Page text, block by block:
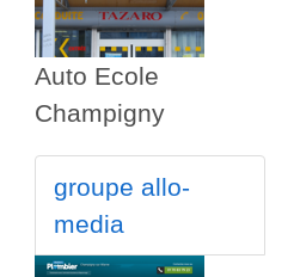
Auto Ecole
Champigny
groupe allo-
media